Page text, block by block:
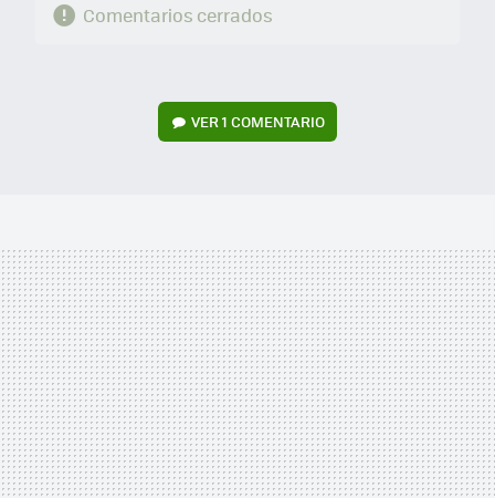
Comentarios cerrados
VER1 COMENTARIO